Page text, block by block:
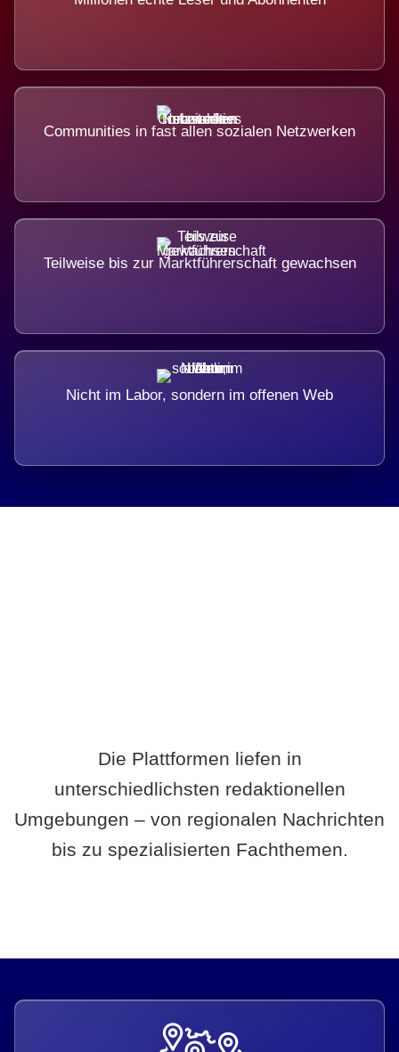
Communities in fast allen sozialen Netzwerken
Teilweise bis zur Marktführerschaft gewachsen
Nicht im Labor, sondern im offenen Web
Die Plattformen liefen in
unterschiedlichsten redaktionellen
Umgebungen – von regionalen Nachrichten
bis zu spezialisierten Fachthemen.